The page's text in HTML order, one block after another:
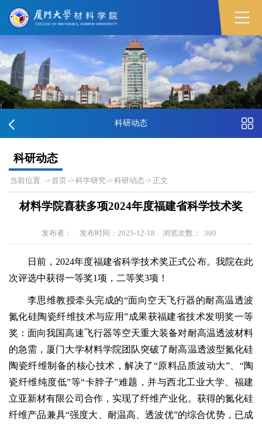
科研动态
科研动态
当前位置: ->首页 ->科学研究->科研动态-> 正文
材料学院喜获多项2024年度福建省科学技术奖
发布者： 发布时间：2025-12-18 浏览次数： 360
日前，2024年度福建省科学技术奖正式公布。我院在此
次评选中获得一等奖1项，二等奖3项！
李思维教授牵头完成的“面向空天飞行器的耐高温透波
氮化硅陶瓷纤维技术与应用”成果获福建省技术发明奖一等
奖：面向我国高速飞行器等空天重大装备对耐高温透波材料
的急需，厦门大学材料学院团队突破了耐高温透波型氮化硅
陶瓷纤维制备的核心技术，解决了“原料品质波动大”、“陶
瓷纤维纯度低”等“卡脖子”难题，并与西北工业大学、福建
立亚新材有限公司合作，实现了纤维产业化。获得的氮化硅
纤维产品兼具“强度大、耐温高、透波优”的综合优势，已成